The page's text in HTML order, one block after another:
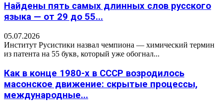
Найдены пять самых длинных слов русского
языка — от 29 до 55...
05.07.2026
Институт Русистики назвал чемпиона — химический термин
из патента на 55 букв, который уже обогнал...
Как в конце 1980-х в СССР возродилось
масонское движение: скрытые процессы,
международные...